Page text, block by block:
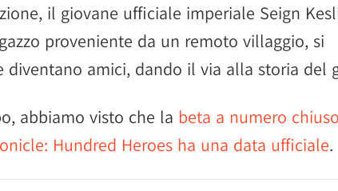
il giovane ufficiale imperiale Seign
proveniente da un remoto villaggio, si
diventano amici, dando il via alla storia del
abbiamo visto che la beta a numero
Hundred Heroes ha una data ufficiale.